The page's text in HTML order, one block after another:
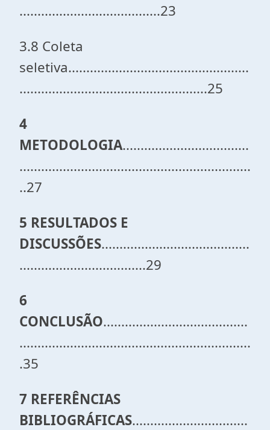
.......................................23
3.8 Coleta
seletiva..................................................
....................................................25
4
METODOLOGIA...................................
................................................................
..27
5 RESULTADOS E
DISCUSSÕES.........................................
...................................29
6
CONCLUSÃO........................................
................................................................
.35
7 REFERÊNCIAS
BIBLIOGRÁFICAS................................